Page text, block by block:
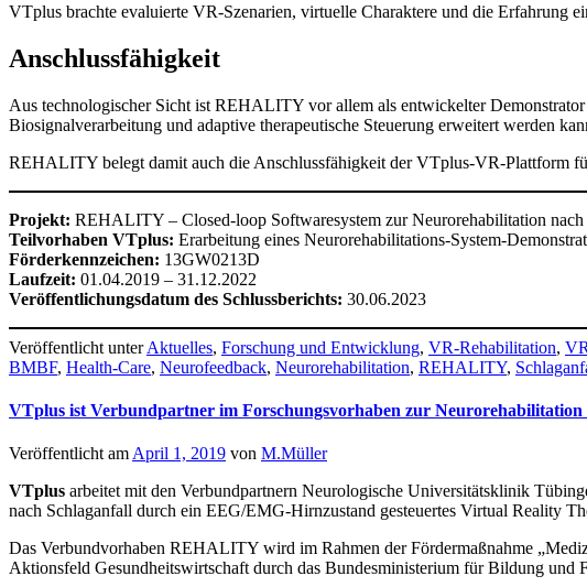
VTplus brachte evaluierte VR-Szenarien, virtuelle Charaktere und die Erfahrung
Anschlussfähigkeit
Aus technologischer Sicht ist REHALITY vor allem als entwickelter
Biosignalverarbeitung und adaptive therapeutische Steuerung erweitert werden
REHALITY belegt damit auch die Anschlussfähigkeit der VTplus-VR-Plattform
Projekt: REHALITY – Closed-loop Softwaresystem zur Neurorehabilitation
Teilvorhaben VTplus: Erarbeitung eines Neurorehabilitations-System-
Förderkennzeichen: 13GW0213D
Laufzeit: 01.04.2019 – 31.12.2022
Veröffentlichungsdatum des Schlussberichts: 30.06.2023
Veröffentlicht unter Aktuelles, Forschung und Entwicklung, VR-Rehabilitation,
BMBF, Health-Care, Neurofeedback, Neurorehabilitation, REHALITY,
VTplus ist Verbundpartner im Forschungsvorhaben zur
Veröffentlicht am April 1, 2019 von M.Müller
VTplus arbeitet mit den Verbundpartnern Neurologische Universitätsklinik
nach Schlaganfall durch ein EEG/EMG-Hirnzustand gesteuertes Virtual Reality
Das Verbundvorhaben REHALITY wird im Rahmen der Fördermaßnahme
Aktionsfeld Gesundheitswirtschaft durch das Bundesministerium für Bildung und